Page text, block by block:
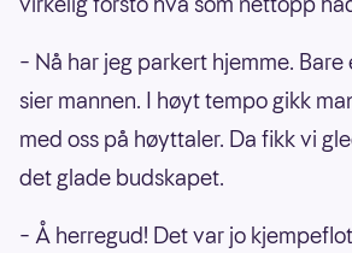
– Nå har jeg parkert hjemme.
sier mannen. I høyt tempo gikk
med oss på høyttaler. Da fikk vi
det glade budskapet.
– Å herregud! Det var jo